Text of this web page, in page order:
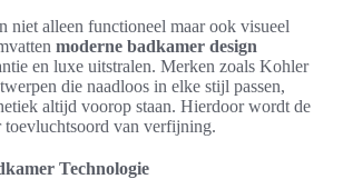
niet alleen functioneel maar ook visueel
moderne badkamer design
en luxe uitstralen. Merken zoals Kohler
die naadloos in elke stijl passen,
altijd voorop staan. Hierdoor wordt de
toevluchtsoord van verfijning.
Technologie